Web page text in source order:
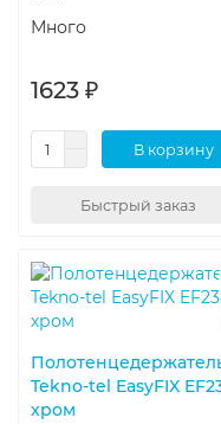
Много
1623 ₽
В корзину
Быстрый заказ
Tekno-tel EasyFIX
хром